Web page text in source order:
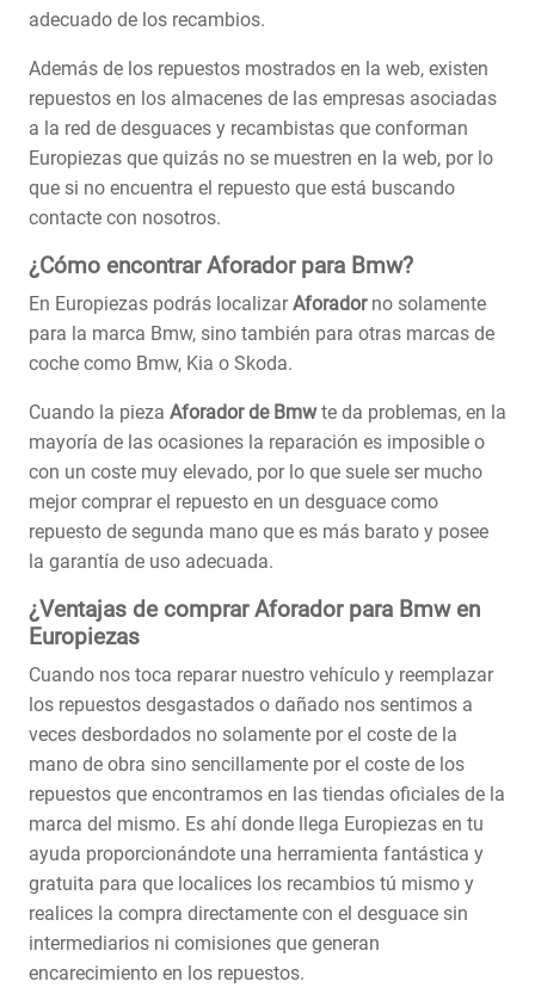
adecuado de los recambios.
Además de los repuestos mostrados en la web, existen
repuestos en los almacenes de las empresas asociadas
a la red de desguaces y recambistas que conforman
Europiezas que quizás no se muestren en la web, por lo
que si no encuentra el repuesto que está buscando
contacte con nosotros.
¿Cómo encontrar Aforador para Bmw?
En Europiezas podrás localizarAforadorno solamente
para la marca Bmw, sino también para otras marcas de
coche como Bmw, Kia o Skoda.
Cuando la pieza Aforador de Bmwte da problemas, en la
mayoría de las ocasiones la reparación es imposible o
con un coste muy elevado, por lo que suele ser mucho
mejor comprar el repuesto en un desguace como
repuesto de segunda mano que es más barato y posee
la garantía de uso adecuada.
¿Ventajas de comprar Aforador para Bmw en
Europiezas
Cuando nos toca reparar nuestro vehículo y reemplazar
los repuestos desgastados o dañado nos sentimos a
veces desbordados no solamente por el coste de la
mano de obra sino sencillamente por el coste de los
repuestos que encontramos en las tiendas oficiales de la
marca del mismo. Es ahí donde llega Europiezas en tu
ayuda proporcionándote una herramienta fantástica y
gratuita para que localices los recambios tú mismo y
realices la compra directamente con el desguace sin
intermediarios ni comisiones que generan
encarecimiento en los repuestos.